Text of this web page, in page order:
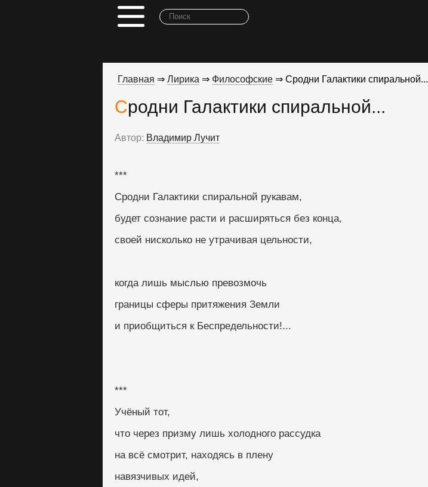
Главная ⇒ Лирика ⇒ Философские ⇒ Сродни Галактики спиральной...
Сродни Галактики спиральной...
Автор: Владимир Лучит
***
Сродни Галактики спиральной рукавам,
будет сознание расти и расширяться без конца,
своей нисколько не утрачивая цельности,
когда лишь мыслью превозмочь
границы сферы притяжения Земли
и приобщиться к Беспредельности!...
***
Учёный тот,
что через призму лишь холодного рассудка
на всё смотрит, находясь в плену
навязчивых идей,